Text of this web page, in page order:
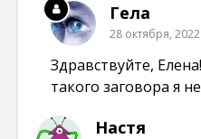
Гела
28 октября,
Здравствуйте,
такого заговора я
Настя